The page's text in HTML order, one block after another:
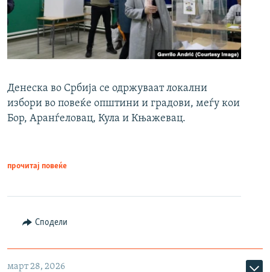
Денеска во Србија се одржуваат локални
избори во повеќе општини и градови, меѓу кои
Бор, Аранѓеловац, Кула и Књажевац.
прочитај повеќе
Сподели
март 28, 2026